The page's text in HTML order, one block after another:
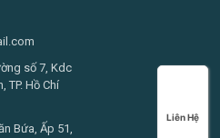
Liên Hệ
số 7, Kdc
TP. Hồ Chí
Bứa, Ấp 51,